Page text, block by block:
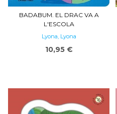
BADABUM. EL DRAC VA A
L'ESCOLA
Lyona, Lyona
10,95 €